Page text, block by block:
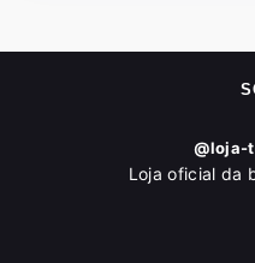
@loja-
Loja oficial da